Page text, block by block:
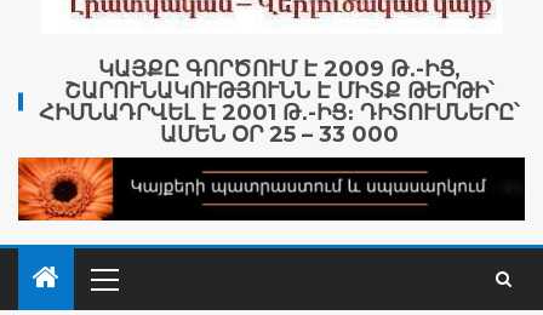
ԿԱՅՔԸ ԳՈՐԾՈՒՄ Է 2009 Թ․-ԻՑ,
ՇԱՐՈՒՆԱԿՈՒԹՅՈՒՆՆ Է ՄԻՏՔ ԹԵՐԹԻ՝
ՀԻՄՆԱԴՐՎԵԼ Է 2001 Թ․-ԻՑ։ ԴԻՏՈՒՄՆԵՐԸ՝
ԱՄԵՆ ՕՐ 25 – 33 000